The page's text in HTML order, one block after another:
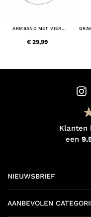
ARMBAND MET VIER
€ 29,99
Klanten
een
NIEUWSBRIEF
AANBEVOLEN